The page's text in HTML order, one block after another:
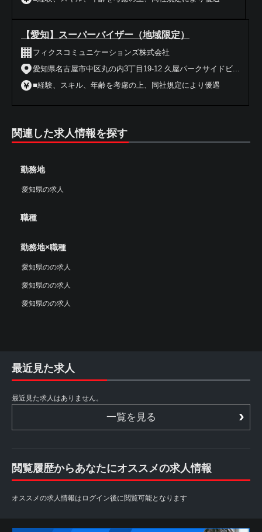
【愛知】スーパーバイザー（地域限定）
フィクスコミュニケーションズ株式会社
愛知県名古屋市中区丸の内3丁目19-12 久屋パークサイドビ...
■経験、スキル、年齢を考慮の上、同社規定により優遇
関連した求人情報を探す
勤務地
愛知県の求人
職種
勤務地×職種
愛知県のの求人
愛知県のの求人
愛知県のの求人
最近見た求人
最近見た求人はありません。
一覧を見る
閲覧履歴からあなたにオススメの求人情報
オススメの求人情報はログイン後に閲覧可能となります